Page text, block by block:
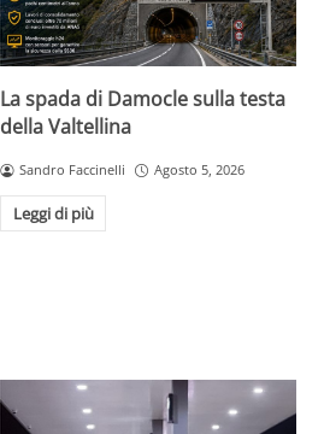
La spada di Damocle sulla testa
della Valtellina
Sandro Faccinelli Agosto 5, 2026
Leggi di più